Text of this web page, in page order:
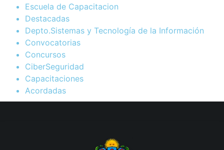
Escuela de Capacitacion
Destacadas
Depto.Sistemas y Tecnología de la Información
Convocatorias
Concursos
CiberSeguridad
Capacitaciones
Acordadas